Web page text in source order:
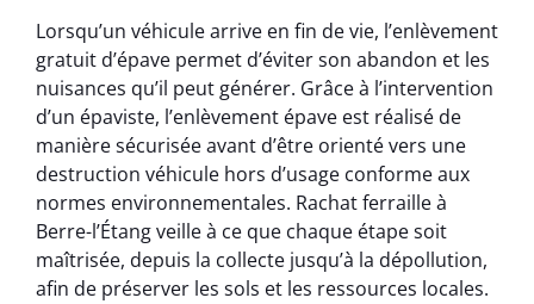
Lorsqu’un véhicule arrive en fin de vie, l’enlèvement
gratuit d’épave permet d’éviter son abandon et les
nuisances qu’il peut générer. Grâce à l’intervention
d’un épaviste, l’enlèvement épave est réalisé de
manière sécurisée avant d’être orienté vers une
destruction véhicule hors d’usage conforme aux
normes environnementales. Rachat ferraille à
Berre-l’Étang veille à ce que chaque étape soit
maîtrisée, depuis la collecte jusqu’à la dépollution,
afin de préserver les sols et les ressources locales.